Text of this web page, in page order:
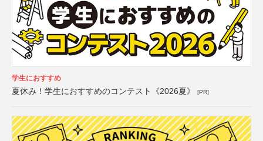
学生におすすめ
夏休み！学生におすすめのコンテスト《2026夏》 [PR]